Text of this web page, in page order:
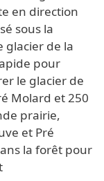
en direction
sous la
glacier de la
pour
le glacier de
Molard et 250
prairie,
et Pré
la forêt pour